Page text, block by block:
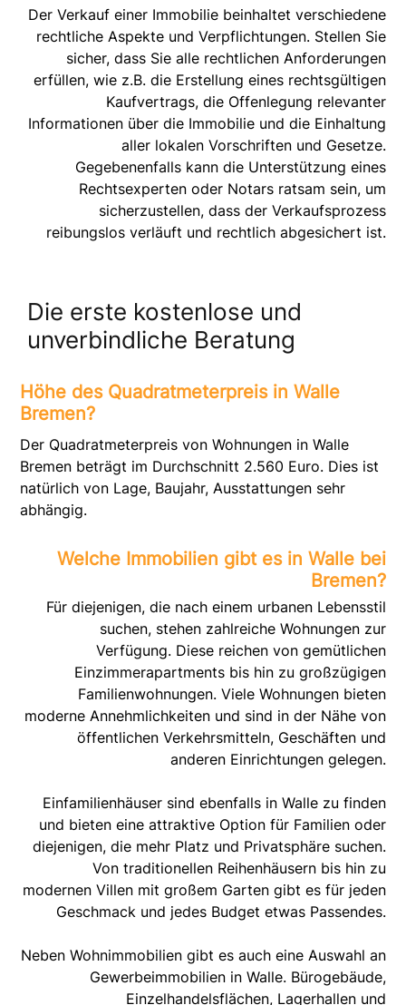
Der Verkauf einer Immobilie beinhaltet verschiedene
rechtliche Aspekte und Verpflichtungen. Stellen Sie
sicher, dass Sie alle rechtlichen Anforderungen
erfüllen, wie z.B. die Erstellung eines rechtsgültigen
Kaufvertrags, die Offenlegung relevanter
Informationen über die Immobilie und die Einhaltung
aller lokalen Vorschriften und Gesetze.
Gegebenenfalls kann die Unterstützung eines
Rechtsexperten oder Notars ratsam sein, um
sicherzustellen, dass der Verkaufsprozess
reibungslos verläuft und rechtlich abgesichert ist.
Die erste kostenlose und
unverbindliche Beratung
Höhe des Quadratmeterpreis in Walle
Bremen?
Der Quadratmeterpreis von Wohnungen in Walle
Bremen beträgt im Durchschnitt 2.560 Euro. Dies ist
natürlich von Lage, Baujahr, Ausstattungen sehr
abhängig.
Welche Immobilien gibt es in Walle bei
Bremen?
Für diejenigen, die nach einem urbanen Lebensstil
suchen, stehen zahlreiche Wohnungen zur
Verfügung. Diese reichen von gemütlichen
Einzimmerapartments bis hin zu großzügigen
Familienwohnungen. Viele Wohnungen bieten
moderne Annehmlichkeiten und sind in der Nähe von
öffentlichen Verkehrsmitteln, Geschäften und
anderen Einrichtungen gelegen.
Einfamilienhäuser sind ebenfalls in Walle zu finden
und bieten eine attraktive Option für Familien oder
diejenigen, die mehr Platz und Privatsphäre suchen.
Von traditionellen Reihenhäusern bis hin zu
modernen Villen mit großem Garten gibt es für jeden
Geschmack und jedes Budget etwas Passendes.
Neben Wohnimmobilien gibt es auch eine Auswahl an
Gewerbeimmobilien in Walle. Bürogebäude,
Einzelhandelsflächen, Lagerhallen und